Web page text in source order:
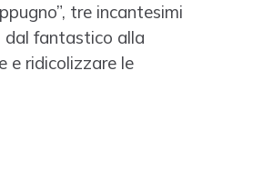
tre incantesimi
dal fantastico alla
e ridicolizzare le